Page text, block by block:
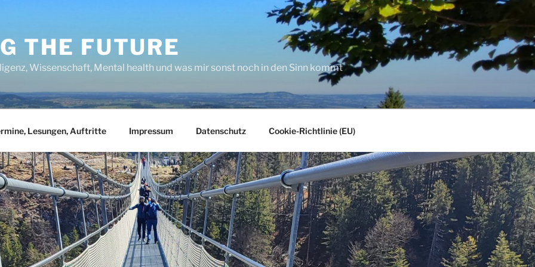
THE FUTURE
Wissenschaft, Mental health und was mir sonst noch in den Sinn kommt
Lesungen, Auftritte Impressum Datenschutz Cookie-Richtlinie (EU)